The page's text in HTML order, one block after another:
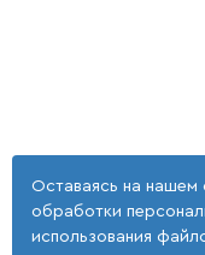
Оставаясь на нашем
обработки
использования